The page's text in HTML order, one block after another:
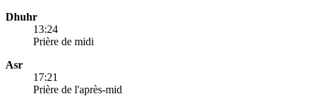
Dhuhr
13:24
Prière de midi
Asr
17:21
Prière de l'après-mid